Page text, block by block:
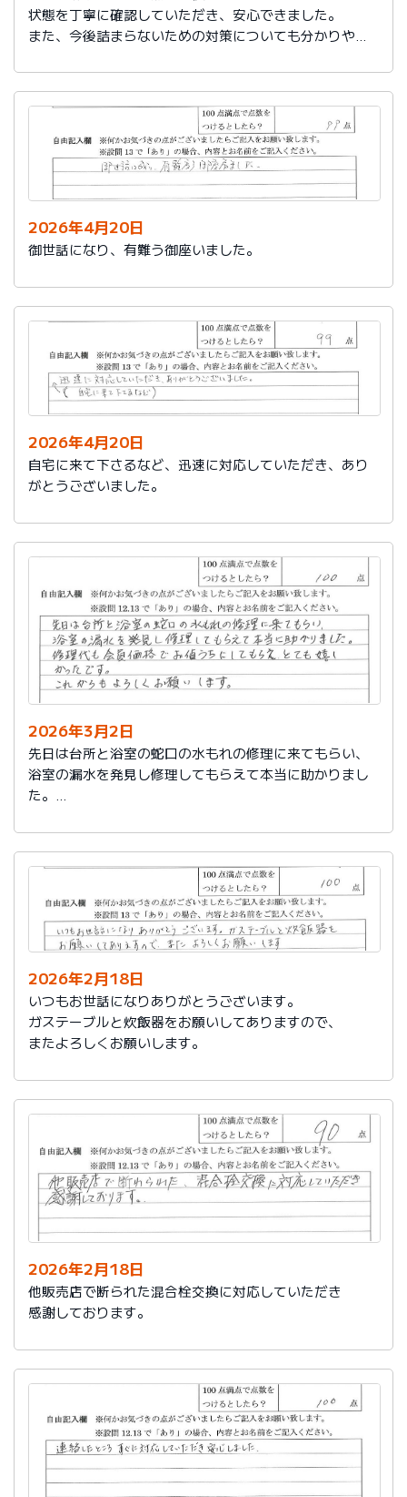
状態を丁寧に確認していただき、安心できました。
また、今後詰まらないための対策についても分かりやす
ありがとうございました。
2026年4月20日
御世話になり、有難う御座いました。
2026年4月20日
自宅に来て下さるなど、迅速に対応していただき、あり
がとうございました。
2026年3月2日
先日は台所と浴室の蛇口の水もれの修理に来てもらい、
浴室の漏水を発見し修理してもらえて本当に助かりまし
た。
かったです。
これからもよろしくお願いします。
2026年2月18日
いつもお世話になりありがとうございます。
ガステーブルと炊飯器をお願いしてありますので、
またよろしくお願いします。
2026年2月18日
他販売店で断られた混合栓交換に対応していただき
感謝しております。